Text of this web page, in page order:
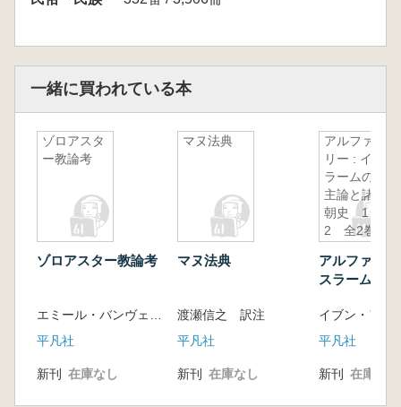
一緒に買われている本
ゾロアスタ
ー教論考
ゾロアスター教論考
平凡社
新刊 在庫なし
マヌ法典
マヌ法典
渡瀬信之 訳注
平凡社
新刊 在庫なし
アルファフ
リー : イス
ラームの君
主論と諸王
朝史 1・
2 全2巻セ
アルファフ
スラームの
2巻セット
平凡社
新刊 在庫なし